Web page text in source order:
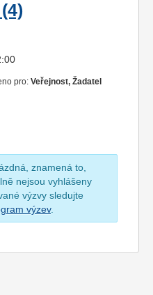
pro: Veřejnost, Žadatel
znamená to,
nejsou vyhlášeny
výzvy sledujte
výzev.